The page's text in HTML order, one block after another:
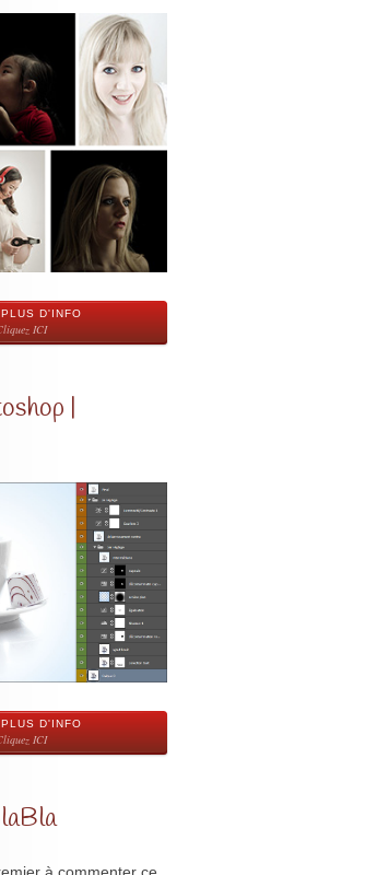
D'INFO
ICI
|
D'INFO
ICI